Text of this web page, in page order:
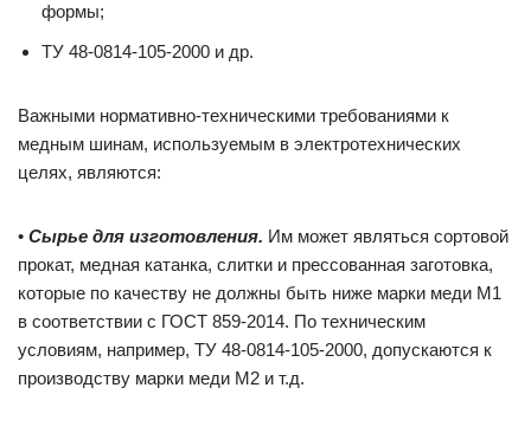
формы;
ТУ 48-0814-105-2000 и др.
Важными нормативно-техническими требованиями к
медным шинам, используемым в электротехнических
целях, являются:
• Сырье для изготовления. Им может являться сортовой
прокат, медная катанка, слитки и прессованная заготовка,
которые по качеству не должны быть ниже марки меди М1
в соответствии с ГОСТ 859-2014. По техническим
условиям, например, ТУ 48-0814-105-2000, допускаются к
производству марки меди М2 и т.д.